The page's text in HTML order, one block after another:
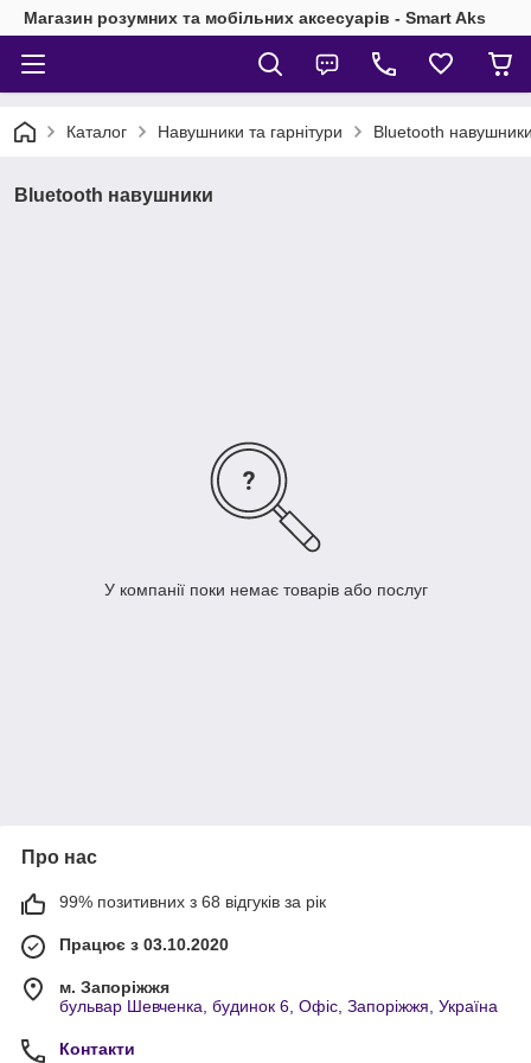
Магазин розумних та мобільних аксесуарів - Smart Aks
Каталог Навушники та гарнітури Bluetooth
Bluetooth навушники
У компанії поки немає товарів або послуг
Про нас
99% позитивних з 68 відгуків за рік
Працює з 03.10.2020
м. Запоріжжя
бульвар Шевченка, будинок 6, Офіс, Запоріжжя, Україна
Контакти